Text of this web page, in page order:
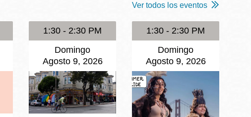
Ver todos los eventos
1:30 - 2:30 PM
Domingo
Agosto 9, 2026
1:30 - 2:30 PM
Domingo
Agosto 9, 2026